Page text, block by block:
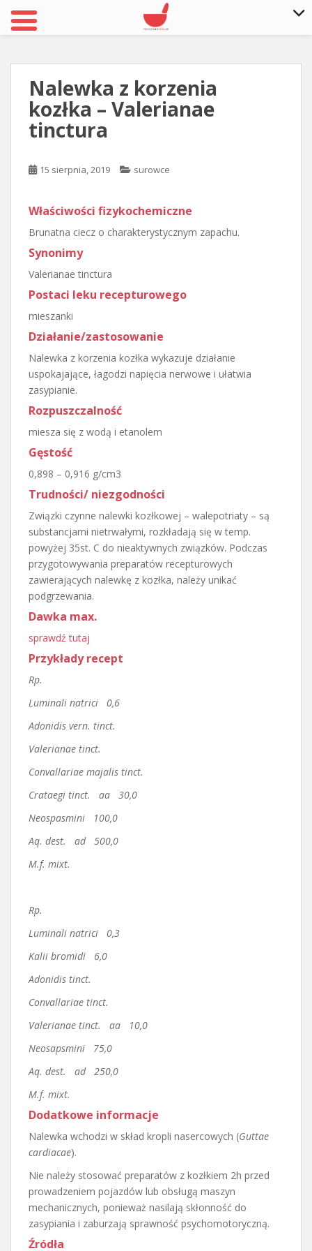
Nalewka z korzenia
kozłka – Valerianae
tinctura
15 sierpnia, 2019 surowce
Właściwości fizykochemiczne
Brunatna ciecz o charakterystycznym zapachu.
Synonimy
Valerianae tinctura
Postaci leku recepturowego
mieszanki
Działanie/zastosowanie
Nalewka z korzenia kozłka wykazuje działanie
uspokajające, łagodzi napięcia nerwowe i ułatwia
zasypianie.
Rozpuszczalność
miesza się z wodą i etanolem
Gęstość
0,898 – 0,916 g/cm3
Trudności/ niezgodności
Związki czynne nalewki kozłkowej – walepotriaty – są
substancjami nietrwałymi, rozkładają się w temp.
powyżej 35st. C do nieaktywnych związków. Podczas
przygotowywania preparatów recepturowych
zawierających nalewkę z kozłka, należy unikać
podgrzewania.
Dawka max.
sprawdź tutaj
Przykłady recept
Rp.
Luminali natrici 0,6
Adonidis vern. tinct.
Valerianae tinct.
Convallariae majalis tinct.
Crataegi tinct. aa 30,0
Neospasmini 100,0
Aq. dest. ad 500,0
M.f. mixt.
Rp.
Luminali natrici 0,3
Kalii bromidi 6,0
Adonidis tinct.
Convallariae tinct.
Valerianae tinct. aa 10,0
Neosapsmini 75,0
Aq. dest. ad 250,0
M.f. mixt.
Dodatkowe informacje
Nalewka wchodzi w skład kropli nasercowych (Guttae
cardiacae).
Nie należy stosować preparatów z kozłkiem 2h przed
prowadzeniem pojazdów lub obsługą maszyn
mechanicznych, ponieważ nasilają skłonność do
zasypiania i zaburzają sprawność psychomotoryczną.
Źródła